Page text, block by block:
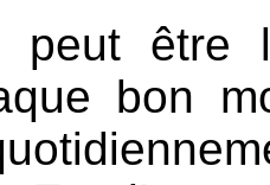
peut être
bon